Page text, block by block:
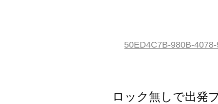
50ED4C7B-980B-
ロック無しで出発